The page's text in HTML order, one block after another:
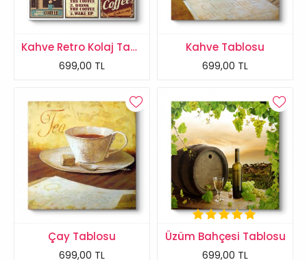
Kahve Retro Kolaj Tablo
699,00 TL
Kahve Tablosu
699,00 TL
Çay Tablosu
699,00 TL
Üzüm Bahçesi Tablosu
699,00 TL